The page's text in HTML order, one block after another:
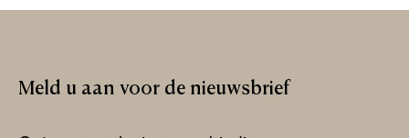
Meld u aan voor de nieuwsbrief